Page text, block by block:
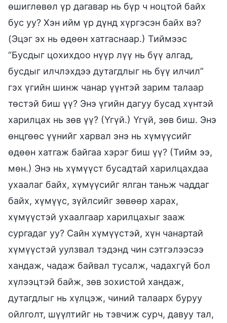
өшиглөвөл үр дагавар нь бүр ч ноцтой байх
бус уу? Хэн ийм үр дүнд хүргэсэн байх вэ?
(Эцэг эх нь өдөөн хатгаснаар.) Тиймээс
“Бусдыг цохихдоо нүүр лүү нь бүү алгад,
бусдыг илчлэхдээ дутагдлыг нь бүү илчил”
гэх үгийн шинж чанар үүнтэй зарим талаар
төстэй биш үү? Энэ үгийн дагуу бусад хүнтэй
харилцах нь зөв үү? (Үгүй.) Үгүй, зөв биш. Энэ
өнцгөөс үүнийг харвал энэ нь хүмүүсийг
өдөөн хатгаж байгаа хэрэг биш үү? (Тийм ээ,
мөн.) Энэ нь хүмүүст бусадтай харилцахдаа
ухаалаг байх, хүмүүсийг ялган таньж чаддаг
байх, хүмүүс, зүйлсийг зөвөөр харах,
хүмүүстэй ухаалгаар харилцахыг зааж
сургадаг уу? Сайн хүмүүстэй, хүн чанартай
хүмүүстэй уулзвал тэдэнд чин сэтгэлээсээ
хандаж, чадаж байвал тусалж, чадахгүй бол
хүлээцтэй байж, зөв зохистой хандаж,
дутагдлыг нь хүлцэж, чиний талаарх буруу
ойлголт, шүүлтийг нь тэвчиж сурч, давуу тал,